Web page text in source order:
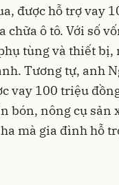
được hỗ trợ vay
chữa ô tô. Với số
tùng và thiết bị,
Tương tự, anh
vay 100 triệu
bón, nông cụ sản
mà gia đình hỗ